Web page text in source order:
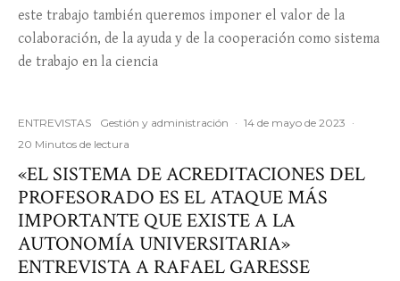
este trabajo también queremos imponer el valor de la
colaboración, de la ayuda y de la cooperación como sistema
de trabajo en la ciencia
ENTREVISTAS Gestión y administración · 14 de mayo de 2023 ·
20 Minutos de lectura
«EL SISTEMA DE ACREDITACIONES DEL
PROFESORADO ES EL ATAQUE MÁS
IMPORTANTE QUE EXISTE A LA
AUTONOMÍA UNIVERSITARIA»
ENTREVISTA A RAFAEL GARESSE